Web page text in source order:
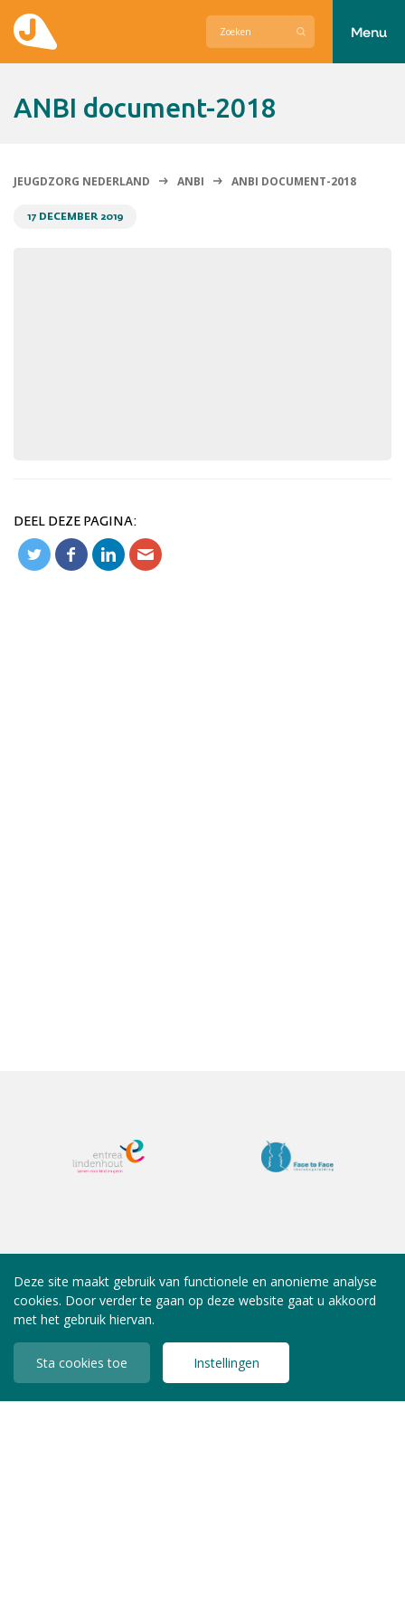
Contact
Menu
ANBI document-2018
JEUGDZORG NEDERLAND ANBI ANBI DOCUMENT-2018
17 DECEMBER 2019
DEEL DEZE PAGINA:
Deze site maakt gebruik van functionele en anonieme analyse
cookies. Door verder te gaan op deze website gaat u akkoord
met het gebruik hiervan.
Sta cookies toe Instellingen